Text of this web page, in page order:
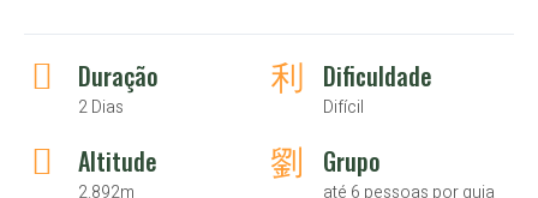
Duração
2 Dias
Dificuldade
Difícil
Altitude
2.892m
Grupo
até 6 pessoas por guia